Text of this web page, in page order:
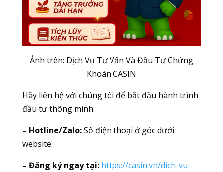
Ảnh trên: Dịch Vụ Tư Vấn Và Đầu Tư Chứng
Khoán CASIN
Hãy liên hệ với chúng tôi để bắt đầu hành trình
đầu tư thông minh:
– Hotline/Zalo:Số điện thoại ở góc dưới
website.
– Đăng ký ngay tại: https://casin.vn/dich-vu-